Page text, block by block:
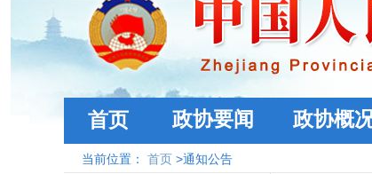
首页 政协要闻 政协概
当前位置： 首页 >通知公告